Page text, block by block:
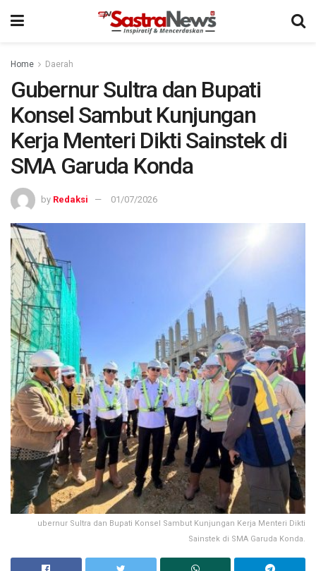
Home Daerah
Gubernur Sultra dan Bupati
Konsel Sambut Kunjungan
Kerja Menteri Dikti Sainstek di
SMA Garuda Konda
by Redaksi 01/07/2026
ubernur Sultra dan Bupati Konsel Sambut Kunjungan Kerja Menteri Dikti
Sainstek di SMA Garuda Konda.